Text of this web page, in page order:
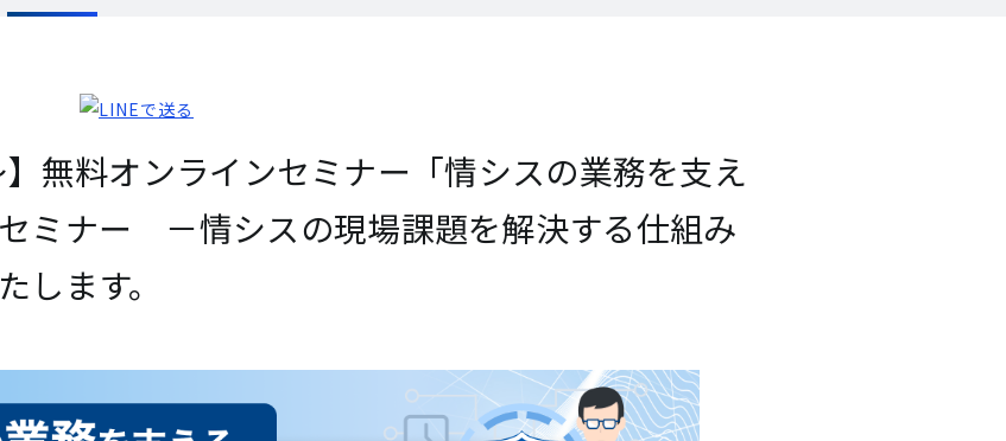
無料オンラインセミナー「情シスの業務を支え
ミナー －情シスの現場課題を解決する仕組み
します。